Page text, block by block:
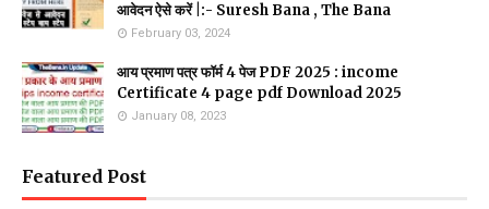
आवेदन ऐसे करें |:- Suresh Bana , The Bana
February 03, 2024
आय प्रमाण पत्र फॉर्म 4 पेज PDF 2025 : income
Certificate 4 page pdf Download 2025
January 08, 2023
Featured Post